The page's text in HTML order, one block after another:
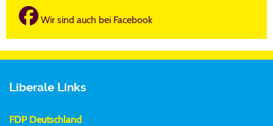
Wir sind auch bei Facebook
Liberale Links
FDP Deutschland